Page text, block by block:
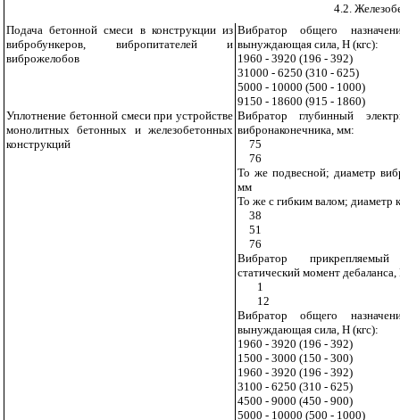
4.2.
Подача бетонной смеси в конструкции из
вибробункеров, вибропитателей и
виброжелобов
Вибратор общего
вынуждающая сила, Н (кгс):
1960 - 3920 (196 - 392)
31000 - 6250 (310 - 625)
5000 - 10000 (500 - 1000)
9150 - 18600 (915 - 1860)
Уплотнение бетонной смеси при устройстве
монолитных бетонных и железобетонных
конструкций
Вибратор глубинный
вибронаконечника, мм:
75
76
То же подвесной; диаметр
мм
То же с гибким валом; диаметр
38
51
76
Вибратор прикрепляемый
статический момент
1
12
Вибратор общего
вынуждающая сила, Н (кгс):
1960 - 3920 (196 - 392)
1500 - 3000 (150 - 300)
1960 - 3920 (196 - 392)
3100 - 6250 (310 - 625)
4500 - 9000 (450 - 900)
5000 - 10000 (500 - 1000)